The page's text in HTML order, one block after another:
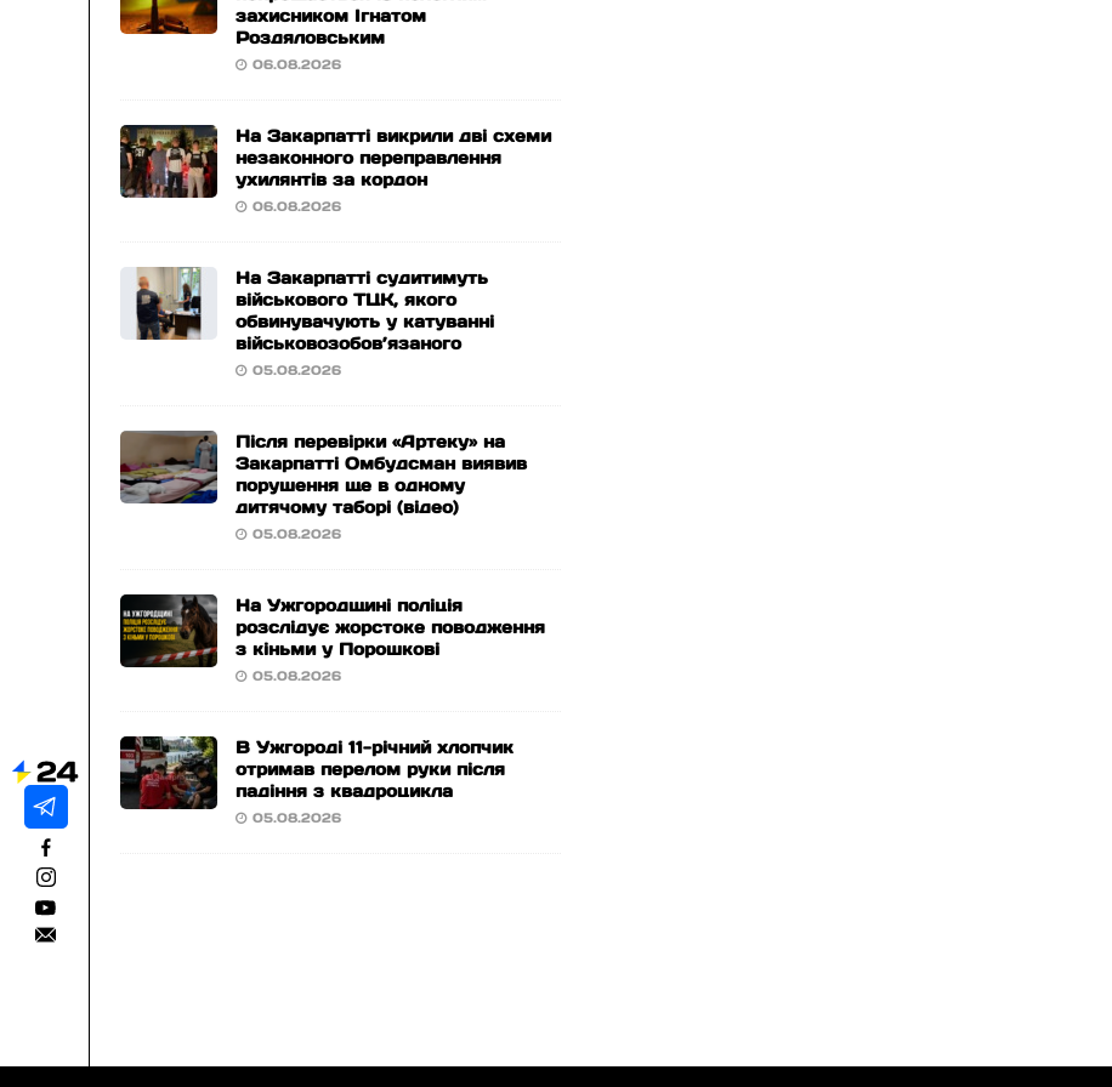
захисником Ігнатом
Роздяловським
06.08.2026
На Закарпатті викрили дві схеми
незаконного переправлення
ухилянтів за кордон
06.08.2026
На Закарпатті судитимуть
військового ТЦК, якого
обвинувачують у катуванні
військовозобов’язаного
05.08.2026
Після перевірки «Артеку» на
Закарпатті Омбудсман виявив
порушення ще в одному
дитячому таборі (відео)
05.08.2026
На Ужгородщині поліція
розслідує жорстоке поводження
з кіньми у Порошкові
05.08.2026
В Ужгороді 11-річний хлопчик
отримав перелом руки після
падіння з квадроцикла
05.08.2026